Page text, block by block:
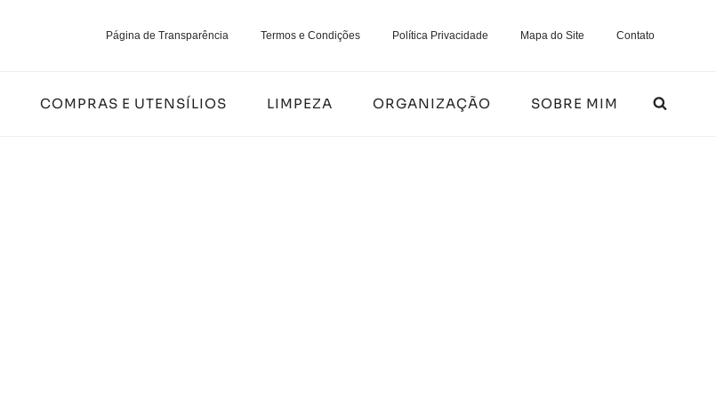
Página de Transparência Termos e Condições Política Privacidade Mapa do Site Contato
COMPRAS E UTENSÍLIOS LIMPEZA ORGANIZAÇÃO SOBRE MIM